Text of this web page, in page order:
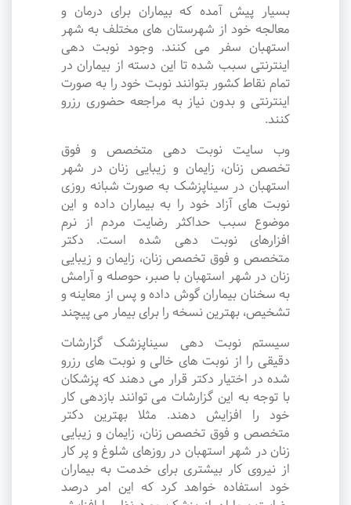
بسیار پیش آمده که بیماران برای درمان و
معالجه خود از شهرستان های مختلف به شهر
استهبان سفر می کنند. وجود نوبت دهی
اینترنتی سبب شده تا این دسته از بیماران در
تمام نقاط کشور بتوانند نوبت خود را به صورت
اینترنتی و بدون نیاز به مراجعه حضوری رزرو
کنند.
وب سایت نوبت دهی متخصص و فوق
تخصص زنان، زایمان و زیبایی زنان در شهر
استهبان در سیناپزشک به صورت شبانه روزی
نوبت های آزاد خود را به بیماران داده و این
موضوع سبب حداکثر رضایت مردم از نرم
افزارهای نوبت دهی شده است. دکتر
متخصص و فوق تخصص زنان، زایمان و زیبایی
زنان در شهر استهبان با صبر، حوصله و آرامش
به سخنان بیماران گوش داده و پس از معاینه و
تشخیص، بهترین نسخه را برای بیمار می پیچند
سیستم نوبت دهی سیناپزشک گزارشات
دقیقی را از نوبت های خالی و نوبت های رزرو
شده در اختیار دکتر قرار می دهند که پزشکان
با توجه به این گزارشات می توانند بازدهی کار
خود را افزایش دهند. مثلا بهترین دکتر
متخصص و فوق تخصص زنان، زایمان و زیبایی
زنان در شهر استهبان در روزهای شلوغ و پر کار
از نیروی کار بیشتری برای خدمت به بیماران
خود استفاده خواهد کرد که این امر درصد